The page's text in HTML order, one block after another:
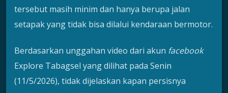
tersebut masih minim dan hanya berupa jalan
setapak yang tidak bisa dilalui kendaraan bermotor.
Berdasarkan unggahan video dari akun facebook
Explore Tabagsel yang dilihat pada Senin
(11/5/2026), tidak dijelaskan kapan persisnya